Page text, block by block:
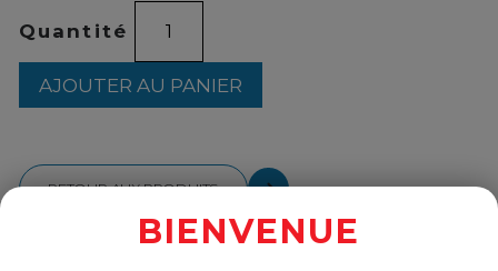
Quantité
-
Hydra
AJOUTER AU PANIER
RETOUR AUX PRODUITS
BIENVENUE